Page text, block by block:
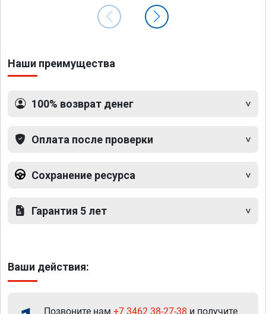
Наши преимущества
100% возврат денег
Оплата после проверки
Сохранение ресурса
Гарантия 5 лет
Ваши действия:
Позвоните нам +7 3462 38-27-38 и получите